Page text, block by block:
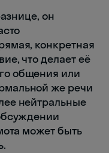
он
конкретная
что делает её
общения или
же речи
нейтральные
может быть